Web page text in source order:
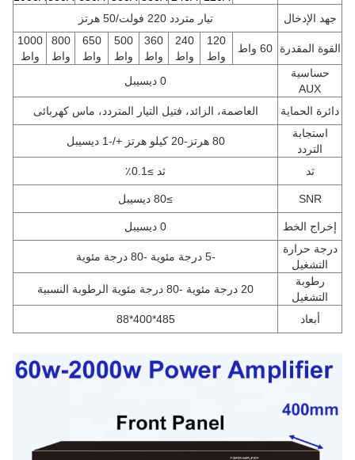
جهد الإدخال
تيار متردد 220 فولت/50 هرتز
القوة المقدرة 60 واط
120
واط
240
واط
360
واط
500
واط
650
واط
800
واط
1000
واط
حساسية
AUX
0 ديسيبل
دائرة الحماية
العاصمة، الزائد، فتيل التيار المتردد، ماس كهربائى
استجابة
التردد
80 هرتز-20 كيلو هرتز +/-1 ديسيبل
ثد ثد ≥0.1٪
SNR ≥80 ديسيبل
إخراج الخط
0 ديسيبل
درجة حرارة
التشغيل
-5 درجة مئوية -80 درجة مئوية
رطوبة
التشغيل
20 درجة مئوية -80 درجة مئوية الرطوبة النسبية
أبعاد 485*400*88